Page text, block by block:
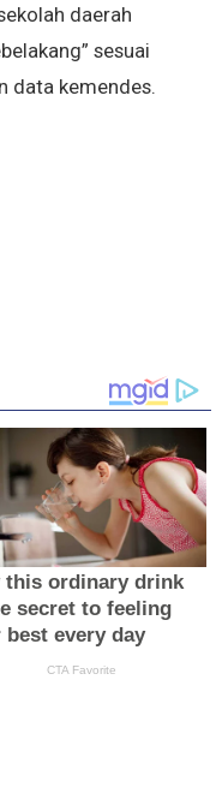
daerah
sesuai
data kemendes.